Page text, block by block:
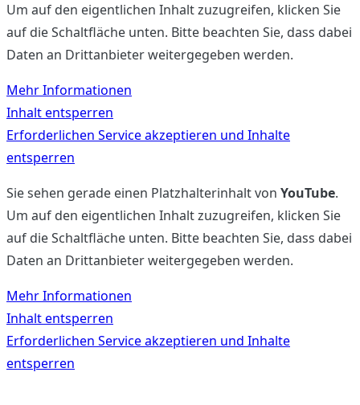
Um auf den eigentlichen Inhalt zuzugreifen, klicken Sie
auf die Schaltfläche unten. Bitte beachten Sie, dass dabei
Daten an Drittanbieter weitergegeben werden.
Mehr Informationen
Inhalt entsperren
Erforderlichen Service akzeptieren und Inhalte
entsperren
Sie sehen gerade einen Platzhalterinhalt von YouTube.
Um auf den eigentlichen Inhalt zuzugreifen, klicken Sie
auf die Schaltfläche unten. Bitte beachten Sie, dass dabei
Daten an Drittanbieter weitergegeben werden.
Mehr Informationen
Inhalt entsperren
Erforderlichen Service akzeptieren und Inhalte
entsperren